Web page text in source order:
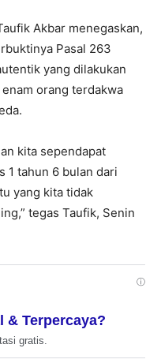
Akbar menegaskan,
Pasal 263
yang dilakukan
orang terdakwa
kita sependapat
1 tahun 6 bulan dari
yang kita tidak
tegas Taufik, Senin
ⓘ
& Terpercaya?
gratis.